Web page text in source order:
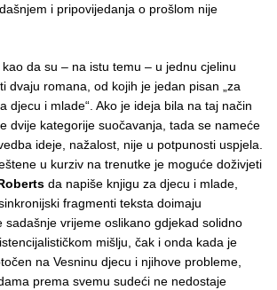
i pripovijedanja o prošlom nije
da su – na istu temu – u jednu cjelinu
dvaju romana, od kojih je jedan pisan „za
djecu i mlade“. Ako je ideja bila na taj način
dvije kategorije suočavanja, tada se nameće
ideje, nažalost, nije u potpunosti uspjela.
u kurziv na trenutke je moguće doživjeti
da napiše knjigu za djecu i mlade,
fragmenti teksta doimaju
sadašnje vrijeme oslikano gdjekad solidno
mišlju, čak i onda kada je
na Vesninu djecu i njihove probleme,
prema svemu sudeći ne nedostaje